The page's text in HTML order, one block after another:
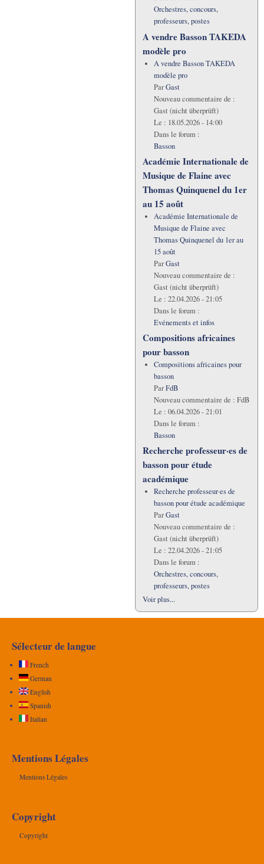
Orchestres, concours,
professeurs, postes
A vendre Basson TAKEDA
modèle pro
A vendre Basson TAKEDA
modèle pro
ParGast
Nouveau commentaire de :
Gast (nicht überprüft)
Le : 18.05.2026 - 14:00
Dans le forum :
Basson
Académie Internationale de
Musique de Flaine avec
Thomas Quinquenel du 1er
au 15 août
Académie Internationale de
Musique de Flaine avec
Thomas Quinquenel du 1er au
15 août
ParGast
Nouveau commentaire de :
Gast (nicht überprüft)
Le : 22.04.2026 - 21:05
Dans le forum :
Evénements et infos
Compositions africaines
pour basson
Compositions africaines pour
basson
ParFdB
Nouveau commentaire de : FdB
Le : 06.04.2026 - 21:01
Dans le forum :
Basson
Recherche professeur·es de
basson pour étude
académique
Recherche professeur·es de
basson pour étude académique
ParGast
Nouveau commentaire de :
Gast (nicht überprüft)
Le : 22.04.2026 - 21:05
Dans le forum :
Orchestres, concours,
professeurs, postes
Voir plus...
Sélecteur de langue
French
German
English
Spanish
Italian
Mentions Légales
Mentions Légales
Copyright
Copyright